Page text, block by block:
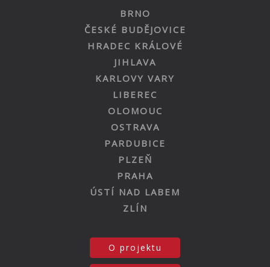
BRNO
ČESKÉ BUDĚJOVICE
HRADEC KRÁLOVÉ
JIHLAVA
KARLOVY VARY
LIBEREC
OLOMOUC
OSTRAVA
PARDUBICE
PLZEŇ
PRAHA
ÚSTÍ NAD LABEM
ZLÍN
O projektu